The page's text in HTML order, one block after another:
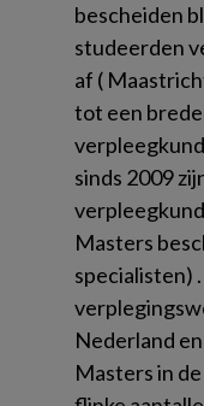
bescheiden
studeerden
af (
tot een
sinds 2009
Masters
specialisten)
Nederland
Masters in